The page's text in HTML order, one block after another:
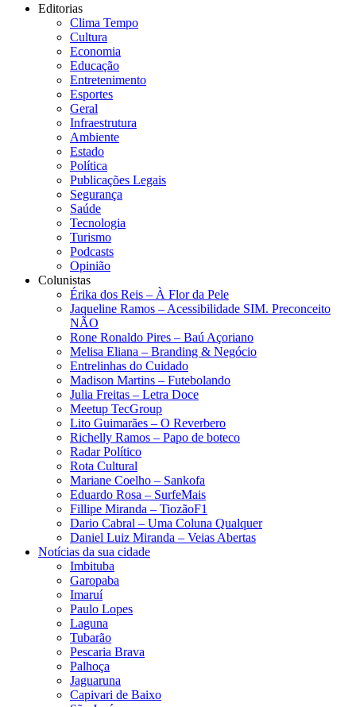
Editorias
Clima Tempo
Cultura
Economia
Educação
Entretenimento
Esportes
Geral
Infraestrutura
Ambiente
Estado
Política
Publicações Legais
Segurança
Saúde
Tecnologia
Turismo
Podcasts
Opinião
Colunistas
Érika dos Reis​ – À Flor da Pele
Jaqueline Ramos – Acessibilidade SIM. Preconceito
NÃO
Rone Ronaldo Pires – Baú Açoriano
Melisa Eliana – Branding & Negócio
Entrelinhas do Cuidado
Madison Martins – Futebolando
Julia Freitas​ – Letra Doce
Meetup TecGroup
Lito Guimarães – O Reverbero
Richelly Ramos​ – Papo de boteco
Radar Político
Rota Cultural
Mariane Coelho – Sankofa
Eduardo Rosa​ – SurfeMais
Fillipe Miranda – TiozãoF1
Dario Cabral – Uma Coluna Qualquer
Daniel Luiz Miranda – Veias Abertas
Notícias da sua cidade
Imbituba
Garopaba
Imaruí
Paulo Lopes
Laguna
Tubarão
Pescaria Brava
Palhoça
Jaguaruna
Capivari de Baixo